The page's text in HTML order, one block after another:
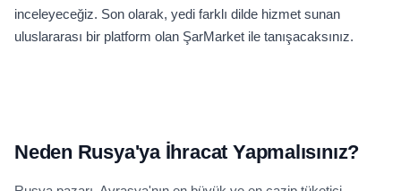
inceleyeceğiz. Son olarak, yedi farklı dilde hizmet sunan
uluslararası bir platform olan ŞarMarket ile tanışacaksınız.
Neden Rusya'ya İhracat Yapmalısınız?